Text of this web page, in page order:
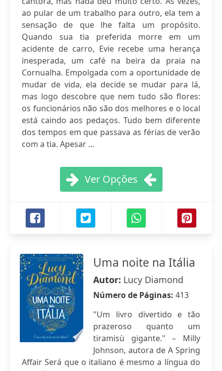
ao pular de um trabalho para outro, ela tem a
sensação de que lhe falta um propósito.
Quando sua tia preferida morre em um
acidente de carro, Evie recebe uma herança
inesperada, um café na beira da praia na
Cornualha. Empolgada com a oportunidade de
mudar de vida, ela decide se mudar para lá,
mas logo descobre que nem tudo são flores:
os funcionários não são dos melhores e o local
está caindo aos pedaços. Tudo bem diferente
dos tempos em que passava as férias de verão
com a tia. Apesar ...
Ver Opções
Uma noite na Itália
Autor: Lucy Diamond
Número de Páginas: 413
"Um livro divertido e tão
prazeroso quanto um
tiramisù gigante." – Milly
Johnson, autora de A Spring
Affair Será que o italiano é mesmo a língua do